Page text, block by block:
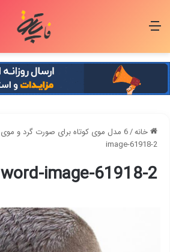
منو
خانه/6 مدل موی کوتاه برای صورت گرد و موی کم پشت مردانه
image-61918-2
word-image-61918-2